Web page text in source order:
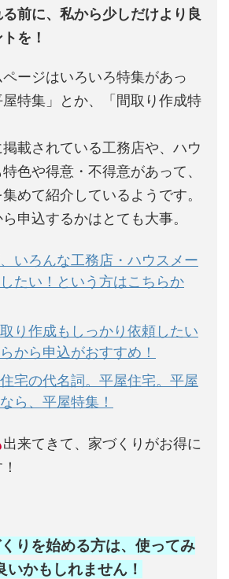
前に、私から少しだけより良
を！
ージはいろいろ特集があっ
特集」とか、「間取り作成特
載されている工務店や、ハウ
色や得意・不得意があって、
めて紹介しているようです。
申込するかはとても大事。
いろんな工務店・ハウスメー
たい！という方はこちらか
り作成もしっかり依頼したい
から申込がおすすめ！
宅の代名詞。平屋住宅。平屋
ら、平屋特集！
出来てきて、家づくりがお得に
りを始める方は、使ってみ
いかもしれません ！